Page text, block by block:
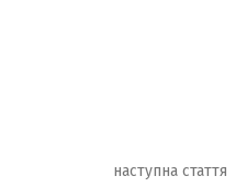
наступна стаття